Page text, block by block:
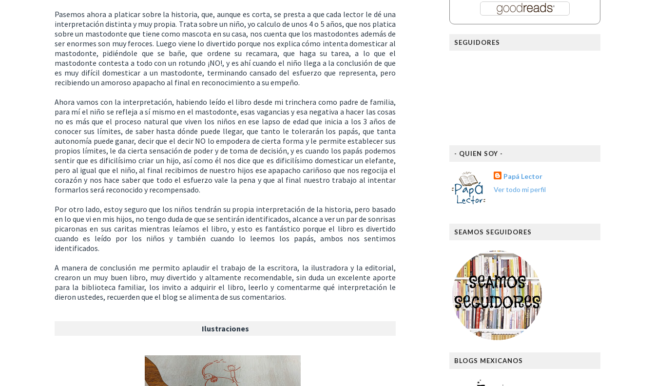
Pasemos ahora a platicar sobre la historia, que, aunque es corta, se presta a que cada lector le dé una
interpretación distinta y muy propia. Trata sobre un niño, yo calculo de unos 4 o 5 años, que nos platica
sobre un mastodonte que tiene como mascota en su casa, nos cuenta que los mastodontes además de
ser enormes son muy feroces. Luego viene lo divertido porque nos explica cómo intenta domesticar al
mastodonte, pidiéndole que se bañe, que ordene su recamara, que haga su tarea, a lo que el
mastodonte contesta a todo con un rotundo ¡NO!, y es ahí cuando el niño llega a la conclusión de que
es muy difícil domesticar a un mastodonte, terminando cansado del esfuerzo que representa, pero
recibiendo un amoroso apapacho al final en reconocimiento a su empeño.
Ahora vamos con la interpretación, habiendo leído el libro desde mi trinchera como padre de familia,
para mí el niño se refleja a sí mismo en el mastodonte, esas vagancias y esa negativa a hacer las cosas
no es más que el proceso natural que viven los niños en ese lapso de edad que inicia a los 3 años de
conocer sus límites, de saber hasta dónde puede llegar, que tanto le tolerarán los papás, que tanta
autonomía puede ganar, decir que el decir NO lo empodera de cierta forma y le permite establecer sus
propios límites, le da cierta sensación de poder y de toma de decisión, y es cuando los papás podemos
sentir que es dificilísimo criar un hijo, así como él nos dice que es dificilísimo domesticar un elefante,
pero al igual que el niño, al final recibimos de nuestro hijos ese apapacho cariñoso que nos regocija el
corazón y nos hace saber que todo el esfuerzo vale la pena y que al final nuestro trabajo al intentar
formarlos será reconocido y recompensado.
Por otro lado, estoy seguro que los niños tendrán su propia interpretación de la historia, pero basado
en lo que vi en mis hijos, no tengo duda de que se sentirán identificados, alcance a ver un par de sonrisas
picaronas en sus caritas mientras leíamos el libro, y esto es fantástico porque el libro es divertido
cuando es leído por los niños y también cuando lo leemos los papás, ambos nos sentimos
identificados.
A manera de conclusión me permito aplaudir el trabajo de la escritora, la ilustradora y la editorial,
crearon un muy buen libro, muy divertido y altamente recomendable, sin duda un excelente aporte
para la biblioteca familiar, los invito a adquirir el libro, leerlo y comentarme qué interpretación le
dieron ustedes, recuerden que el blog se alimenta de sus comentarios.
Ilustraciones
SEGUIDORES
- QUIEN SOY -
Papá Lector
Ver todo mi perfil
SEAMOS SEGUIDORES
BLOGS MEXICANOS